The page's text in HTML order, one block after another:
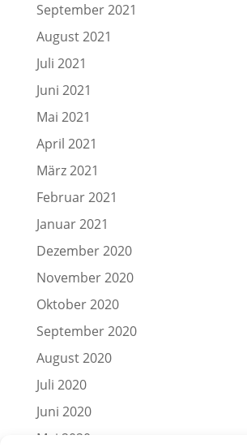
September 2021
August 2021
Juli 2021
Juni 2021
Mai 2021
April 2021
März 2021
Februar 2021
Januar 2021
Dezember 2020
November 2020
Oktober 2020
September 2020
August 2020
Juli 2020
Juni 2020
Mai 2020